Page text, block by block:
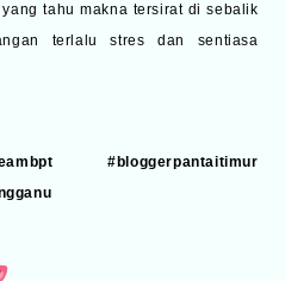
tahu makna tersirat di sebalik
terlalu stres dan sentiasa
#bloggerpantaitimur